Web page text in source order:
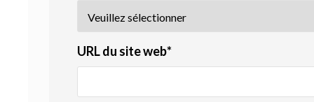
URL du site web*